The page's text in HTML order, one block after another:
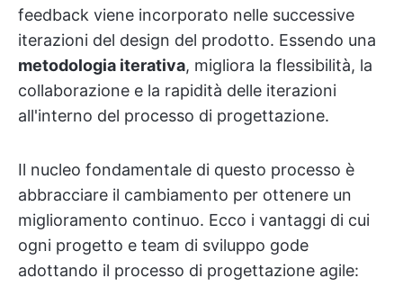
feedback viene incorporato nelle successive
iterazioni del design del prodotto. Essendo una
metodologia iterativa, migliora la flessibilità, la
collaborazione e la rapidità delle iterazioni
all'interno del processo di progettazione.
Il nucleo fondamentale di questo processo è
abbracciare il cambiamento per ottenere un
miglioramento continuo. Ecco i vantaggi di cui
ogni progetto e team di sviluppo gode
adottando il processo di progettazione agile: